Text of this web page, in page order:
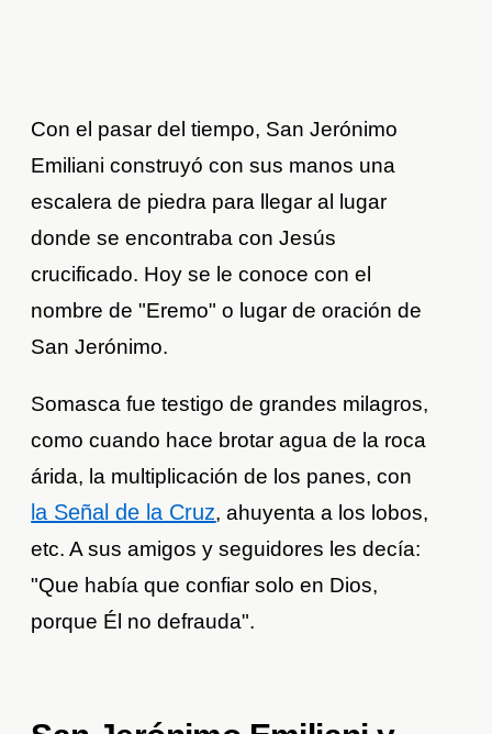
Con el pasar del tiempo, San Jerónimo
Emiliani construyó con sus manos una
escalera de piedra para llegar al lugar
donde se encontraba con Jesús
crucificado. Hoy se le conoce con el
nombre de "Eremo" o lugar de oración de
San Jerónimo.
Somasca fue testigo de grandes milagros,
como cuando hace brotar agua de la roca
árida, la multiplicación de los panes, con
la Señal de la Cruz, ahuyenta a los lobos,
etc. A sus amigos y seguidores les decía:
"Que había que confiar solo en Dios,
porque Él no defrauda".